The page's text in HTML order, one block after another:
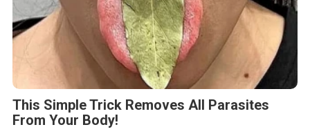
This Simple Trick Removes All Parasites
From Your Body!